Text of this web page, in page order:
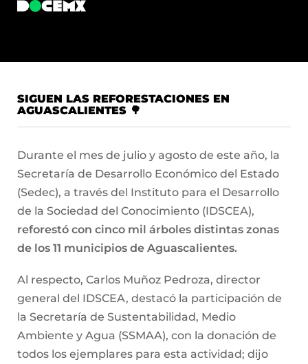
SIGUEN LAS REFORESTACIONES EN
AGUASCALIENTES 🌳
Durante el mes de julio y agosto de este año, la
Secretaría de Desarrollo Económico del Estado
(Sedec), a través del Instituto para el Desarrollo
de la Sociedad del Conocimiento (IDSCEA),
reforestó con cinco mil árboles distintas zonas
de los 11 municipios de Aguascalientes.
Al respecto, Carlos Muñoz Pedroza, director
general del IDSCEA, destacó la participación de
la Secretaría de Sustentabilidad, Medio
Ambiente y Agua (SSMAA), con la donación de
todos los ejemplares para esta actividad; dijo